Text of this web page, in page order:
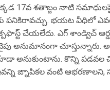
17వ శతాబ్దం నాటి
పనికిరావచ్చు. భయట వీధిలో
చేయలేదు. ఎగ్ శాండ్విచ్
అనుమానంగా చూస్తున్నారు.
అనుకుంటాను. కొన్ని
ఙ్నాపికల వంటి